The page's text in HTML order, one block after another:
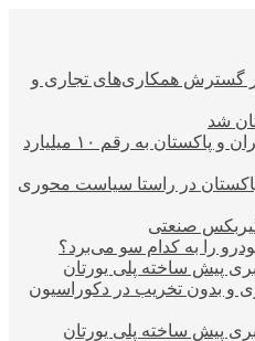
بر گسترش همکاری‌های تجاری و
شد
افزایش حجم تجارت بین ایران و پاکستان به رقم ۱۰ میلیارد
پاکستان در راستا سیاست محوری
صنعتی
را به کدام سو می‌برد؟
پیش ساخته پلی یورتان
و بدون تخریب در دکوراسیون
پیش ساخته پلی یورتان